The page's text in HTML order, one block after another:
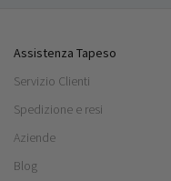
Assistenza Tapeso
Servizio Clienti
Spedizione e resi
Aziende
Blog